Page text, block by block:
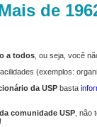
de
a todos , ou seja, você
(exemplos:
da USP basta
comunidade USP ,